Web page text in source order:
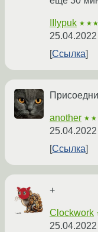
IIIypuk
Ссылка
another
Ссылка
+
Clockwork